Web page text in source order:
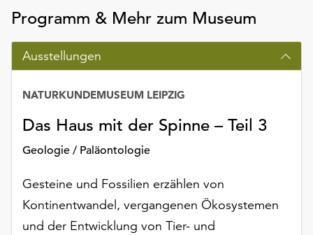
Schaltfläche
„Cookie-
Einstellungen“
zur
Verfügung.
Funktionale
werden
ohne
Einverständnis
weiterhin
ausgeführt.
Programm & Mehr zum Museum
Ausstellungen
Das Haus mit der Spinne – Teil 3
Geologie / Paläontologie
NATURKUNDEMUSEUM LEIPZIG
Gesteine und Fossilien erzählen von
Kontinentwandel, vergangenen Ökosystemen
und der Entwicklung von Tier- und